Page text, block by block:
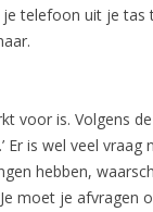
telefoon uit je
voor is. Volgens
Er is wel veel
hebben,
moet je